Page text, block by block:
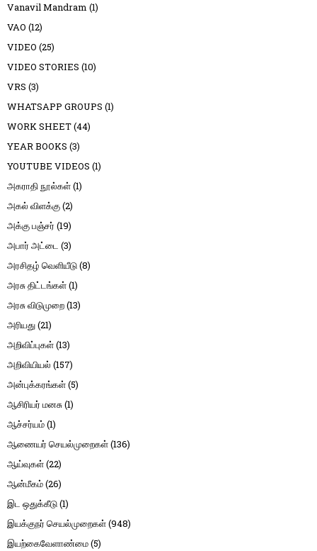
Vanavil Mandram (1)
VAO (12)
VIDEO (25)
VIDEO STORIES (10)
VRS (3)
WHATSAPP GROUPS (1)
WORK SHEET(44)
YEAR BOOKS (3)
YOUTUBE VIDEOS (1)
அகராதி நூல்கள்(1)
அகல் விளக்கு(2)
அக்கு பஞ்சர் (19)
அபார் அட்டை (3)
அரசிதழ் வெளியீடு(8)
அரசு திட்டங்கள்(1)
அரசு விடுமுறை(13)
அரியது(21)
அறிவிப்புகள்(13)
அறிவியியல் (157)
அன்புக்கரங்கள்(5)
ஆசிரியர் மனசு(1)
ஆச்சர்யம்(1)
ஆணையர் செயல்முறைகள்(136)
ஆய்வுகள்(22)
ஆன்மீகம்(26)
இட ஒதுக்கீடு(1)
இயக்குநர் செயல்முறைகள்(948)
இயற்கைவேளாண்மை(5)